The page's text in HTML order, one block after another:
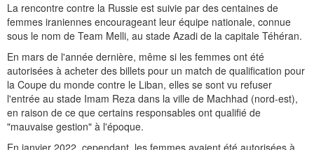
La rencontre contre la Russie est suivie par des centaines de
femmes iraniennes encourageant leur équipe nationale, connue
sous le nom de Team Melli, au stade Azadi de la capitale Téhéran.
En mars de l'année dernière, même si les femmes ont été
autorisées à acheter des billets pour un match de qualification pour
la Coupe du monde contre le Liban, elles se sont vu refuser
l'entrée au stade Imam Reza dans la ville de Machhad (nord-est),
en raison de ce que certains responsables ont qualifié de
"mauvaise gestion" à l'époque.